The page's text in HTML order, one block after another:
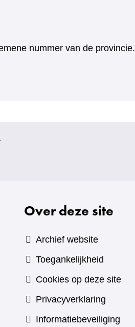
nummer van de provincie.
Over deze site
Archief website
Toegankelijkheid
Cookies op deze site
Privacyverklaring
Informatiebeveiliging